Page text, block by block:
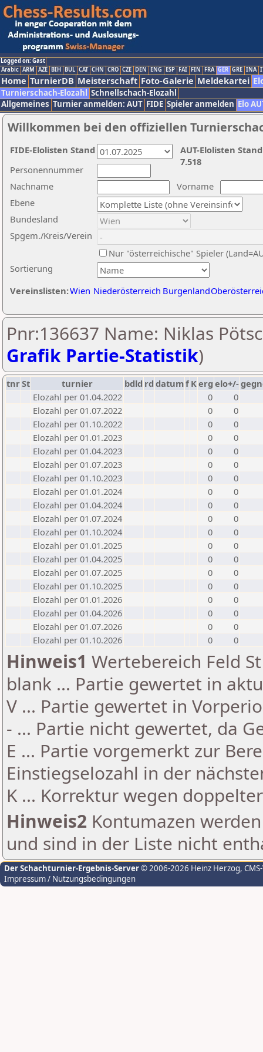
Logged on: Gast
Arabic ARM AZE BIH BUL CAT CHN CRO CZE DEN ENG ESP FAI FIN FRA GER GRE INA
Home TurnierDB Meisterschaft Foto-Galerie Meldekartei
Turnierschach-Elozahl Schnellschach-Elozahl
Allgemeines Turnier anmelden: AUT FIDE Spieler anmelden Elo
Willkommen bei den offiziellen
Nachname
Vorname
Ebene
Sortierung
Personennummer
Bundesland
Spgem./Kreis/Verein
Nur "österreichische" Spieler
Vereinslisten:Wien Niederösterreich Burgenland
AUT-Elolisten
7.518
FIDE-Elolisten Stand
Pnr:136637 Name: Niklas
Grafik Partie-Statistik)
tnrSt turnier bdld rd datumf Kerg elo+/-
Elozahl per 01.04.2022
0
0
Elozahl per 01.07.2022
0
0
Elozahl per 01.10.2022
0
0
Elozahl per 01.01.2023
0
0
Elozahl per 01.04.2023
0
0
Elozahl per 01.07.2023
0
0
Elozahl per 01.10.2023
0
0
Elozahl per 01.01.2024
0
0
Elozahl per 01.04.2024
0
0
Elozahl per 01.07.2024
0
0
Elozahl per 01.10.2024
0
0
Elozahl per 01.01.2025
0
0
Elozahl per 01.04.2025
0
0
Elozahl per 01.07.2025
0
0
Elozahl per 01.10.2025
0
0
Elozahl per 01.01.2026
0
0
Elozahl per 01.04.2026
0
0
Elozahl per 01.07.2026
0
0
Elozahl per 01.10.2026
0 0
Hinweis1 Wertebereich Feld
blank ... Partie gewertet in
V ... Partie gewertet in
- ... Partie nicht gewertet, da
E ... Partie vorgemerkt zur
Einstiegselozahl in der
K ... Korrektur wegen
Hinweis2 Kontumazen
und sind in der Liste nicht
Der Schachturnier-Ergebnis-Server© 2006-2026 Heinz Herzog,
Impressum / Nutzungsbedingungen